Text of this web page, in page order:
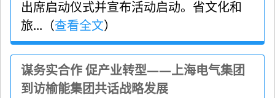
出席启动仪式并宣布活动启动。省文化和
旅...（查看全文）
谋务实合作 促产业转型——上海电气集团
到访榆能集团共话战略发展